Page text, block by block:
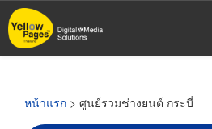
ข้าม
ไป
หน้าแรก > ศูนย์รวมช่างยนต์ กระบี่